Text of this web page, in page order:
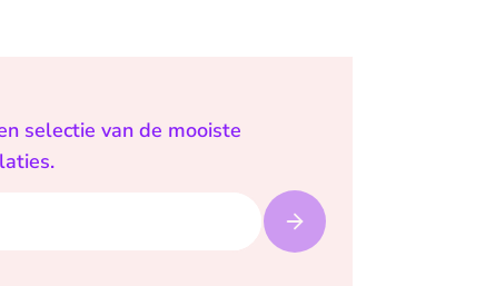
selectie van de mooiste